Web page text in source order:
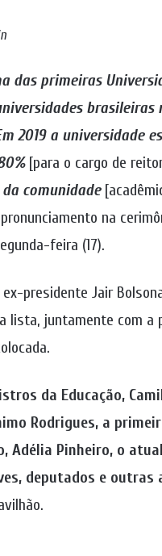
das primeiras
brasileiras
2019 a universidade
[para o cargo de
comunidade
na
feira (17).
presidente Jair
lista, juntamente com a
da Educação,
Rodrigues, a
Adélia Pinheiro, o
deputados e